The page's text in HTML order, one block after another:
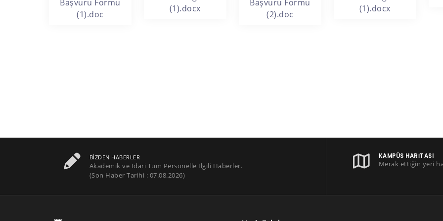
Başvuru Formu
(1).doc
(1).docx
Başvuru Formu
(2).doc
(1).docx
BIZDEN HABERLER
Akademik ve İdari Tüm Personelle İlgili Haberler.
(Son Haber Tarihi : 07.08.2026)
KAMPÜS HARITASI
Merak ettiğin yeri